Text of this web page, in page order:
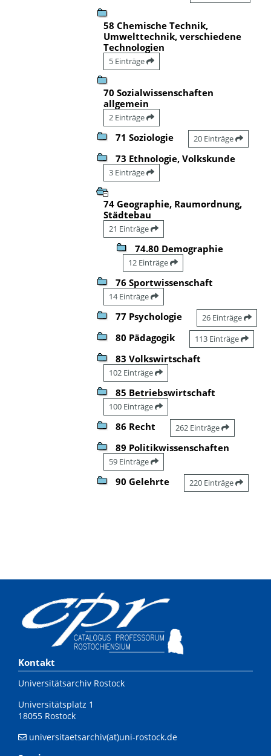
58 Chemische Technik,
Umwelttechnik, verschiedene
Technologien
5 Einträge
70 Sozialwissenschaften
allgemein
2 Einträge
71 Soziologie 20 Einträge
73 Ethnologie, Volkskunde
3 Einträge
74 Geographie, Raumordnung,
Städtebau
21 Einträge
74.80 Demographie
12 Einträge
76 Sportwissenschaft
14 Einträge
77 Psychologie 26 Einträge
80 Pädagogik 113 Einträge
83 Volkswirtschaft
102 Einträge
85 Betriebswirtschaft
100 Einträge
86 Recht 262 Einträge
89 Politikwissenschaften
59 Einträge
90 Gelehrte 220 Einträge
Kontakt
Universitätsarchiv Rostock
Universitätsplatz 1
18055 Rostock
universitaetsarchiv(at)uni-rostock.de